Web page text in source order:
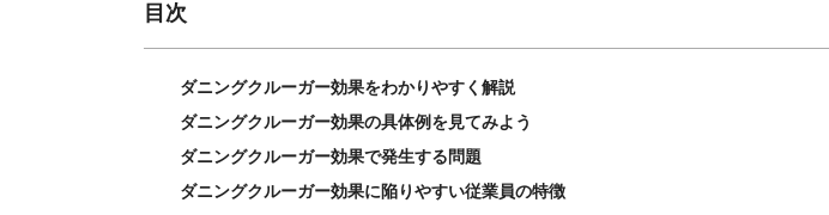
目次
ダニングクルーガー効果をわかりやすく解説
ダニングクルーガー効果の具体例を見てみよう
ダニングクルーガー効果で発生する問題
ダニングクルーガー効果に陥りやすい従業員の特徴